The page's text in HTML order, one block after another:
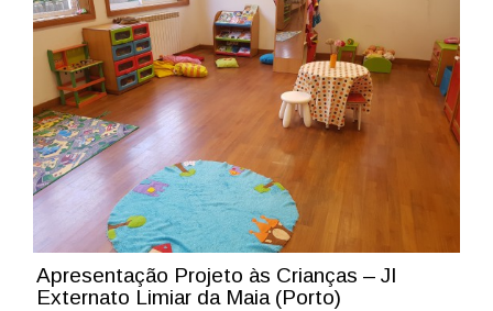
Apresentação Projeto às Crianças – JI
Externato Limiar da Maia (Porto)